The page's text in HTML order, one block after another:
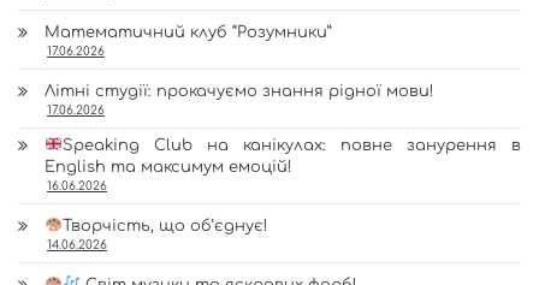
Математичний клуб “Розумники”
17.06.2026
Літні студії: прокачуємо знання рідної мови!
17.06.2026
Speaking Club на канікулах: повне занурення в
English та максимум емоцій!
16.06.2026
Творчість, що об’єднує!
14.06.2026